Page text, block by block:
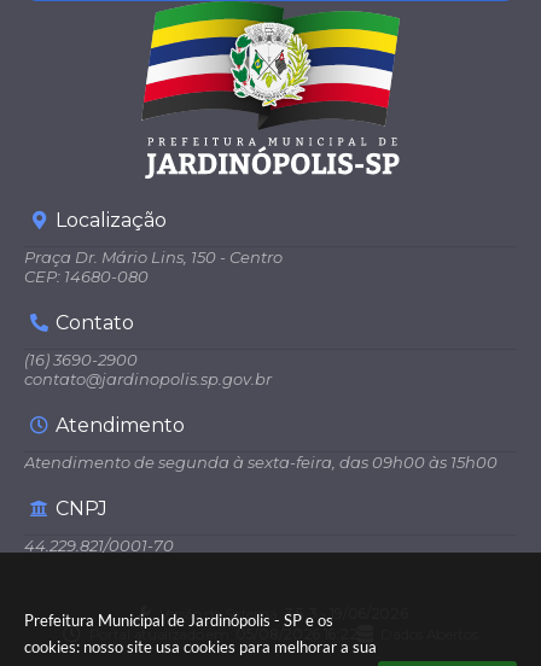
Prefeitura Municipal de Jardinópolis - SP e os
cookies: nosso site usa cookies para melhorar a sua
Localização
Praça Dr. Mário Lins, 150 - Centro
CEP: 14680-080
Contato
(16) 3690-2900
contato@jardinopolis.sp.gov.br
Atendimento
Atendimento de segunda à sexta-feira, das 09h00 às 15h00
CNPJ
44.229.821/0001-70
Versão do Sistema: 3.5.3 - 19/06/2026
Portal atualizado em:
05/08/2026 16:22